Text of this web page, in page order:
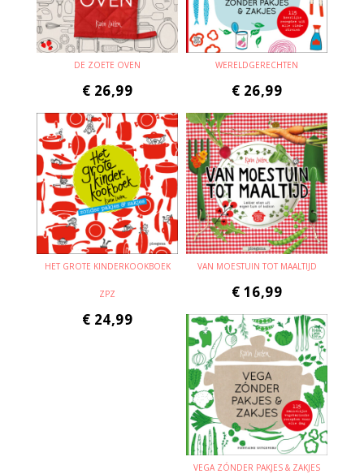
DE ZOETE OVEN
€ 26,99
WERELDGERECHTEN
€ 26,99
HET GROTE KINDERKOOKBOEK
ZPZ
€ 24,99
VAN MOESTUIN TOT MAALTIJD
€ 16,99
VEGA ZÓNDER PAKJES & ZAKJES